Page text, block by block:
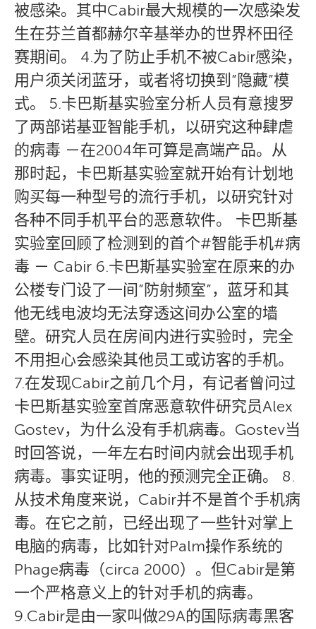
被感染。其中Cabir最大规模的一次感染发
生在芬兰首都赫尔辛基举办的世界杯田径
赛期间。 4.为了防止手机不被Cabir感染，
用户须关闭蓝牙，或者将切换到”隐藏”模
式。 5.卡巴斯基实验室分析人员有意搜罗
了两部诺基亚智能手机，以研究这种肆虐
的病毒 －在2004年可算是高端产品。从
那时起，卡巴斯基实验室就开始有计划地
购买每一种型号的流行手机，以研究针对
各种不同手机平台的恶意软件。 卡巴斯基
实验室回顾了检测到的首个#智能手机#病
毒 － Cabir 6.卡巴斯基实验室在原来的办
公楼专门设了一间”防射频室”，蓝牙和其
他无线电波均无法穿透这间办公室的墙
壁。研究人员在房间内进行实验时，完全
不用担心会感染其他员工或访客的手机。
7.在发现Cabir之前几个月，有记者曾问过
卡巴斯基实验室首席恶意软件研究员Alex
Gostev，为什么没有手机病毒。Gostev当
时回答说，一年左右时间内就会出现手机
病毒。事实证明，他的预测完全正确。 8.
从技术角度来说，Cabir并不是首个手机病
毒。在它之前，已经出现了一些针对掌上
电脑的病毒，比如针对Palm操作系统的
Phage病毒（circa 2000）。但Cabir是第
一个严格意义上的针对手机的病毒。
9.Cabir是由一家叫做29A的国际病毒黑客